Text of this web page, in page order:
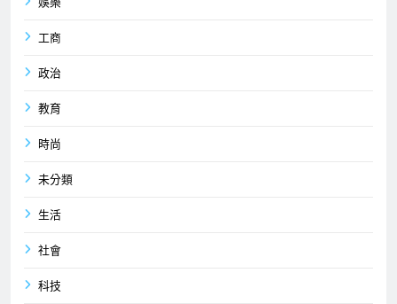
工商
政治
教育
時尚
未分類
生活
社會
科技